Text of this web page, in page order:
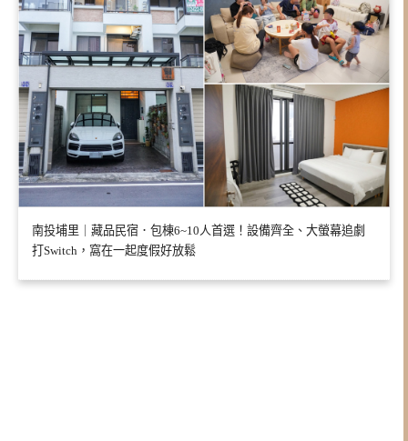
南投埔里｜藏品民宿．包棟6~10人首選！設備齊全、大螢幕追劇
打Switch，窩在一起度假好放鬆